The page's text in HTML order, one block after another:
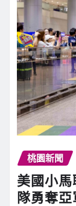
桃園新聞
美國小
隊勇奪亞